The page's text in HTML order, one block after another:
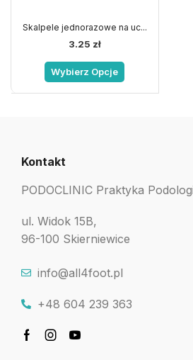
Skalpele jednorazowe na uc...
3.25 zł
Wybierz Opcje
Kontakt
PODOCLINIC Praktyka
ul. Widok 15B,
96-100 Skierniewice
info@all4foot.pl
+48 604 239 363